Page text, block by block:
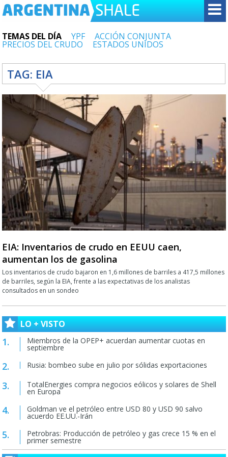
TEMAS DEL DÍA YPF ACCIÓN CONJUNTA
PRECIOS DEL CRUDO ESTADOS UNIDOS
TAG: EIA
EIA: Inventarios de crudo en EEUU caen,
aumentan los de gasolina
Los inventarios de crudo bajaron en 1,6 millones de barriles a 417,5 millones
de barriles, según la EIA, frente a las expectativas de los analistas
consultados en un sondeo
LO + VISTO
Miembros de la OPEP+ acuerdan aumentar cuotas en
septiembre
Rusia: bombeo sube en julio por sólidas exportaciones
TotalEnergies compra negocios eólicos y solares de Shell
en Europa
Goldman ve el petróleo entre USD 80 y USD 90 salvo
acuerdo EE.UU.-Irán
Petrobras: Producción de petróleo y gas crece 15 % en el
primer semestre